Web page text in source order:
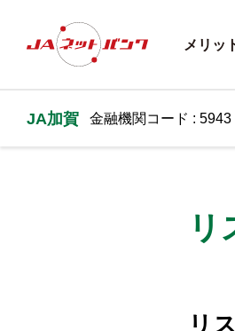
メリッ
JA加賀 金融機関コード : 5943
リ
リ